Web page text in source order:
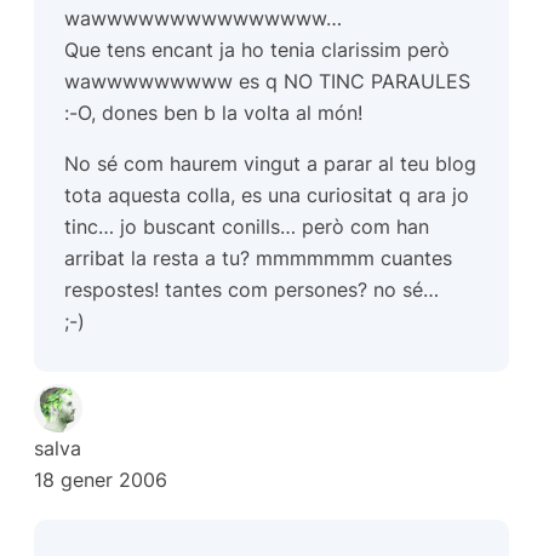
wawwwwwwwwwwwwwww…
Que tens encant ja ho tenia clarissim però
wawwwwwwwww es q NO TINC PARAULES
:-O, dones ben b la volta al món!
No sé com haurem vingut a parar al teu blog
tota aquesta colla, es una curiositat q ara jo
tinc… jo buscant conills… però com han
arribat la resta a tu? mmmmmmm cuantes
respostes! tantes com persones? no sé…
;-)
salva
18 gener 2006